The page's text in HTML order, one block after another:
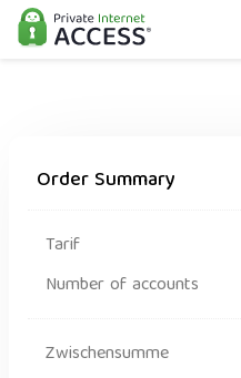
Order Summary
Tarif
Number of accounts
Zwischensumme